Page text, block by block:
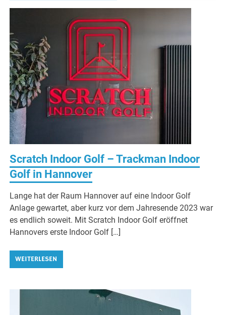
Scratch Indoor Golf – Trackman Indoor
Golf in Hannover
Lange hat der Raum Hannover auf eine Indoor Golf
Anlage gewartet, aber kurz vor dem Jahresende 2023 war
es endlich soweit. Mit Scratch Indoor Golf eröffnet
Hannovers erste Indoor Golf […]
WEITERLESEN